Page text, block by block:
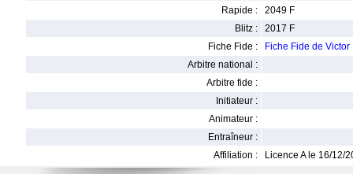
Rapide :
2049 F
Blitz :
2017 F
Fiche Fide :
Fiche Fide de
Arbitre national :
Arbitre fide :
Initiateur :
Animateur :
Entraîneur :
Affiliation :
Licence A le 16/12/